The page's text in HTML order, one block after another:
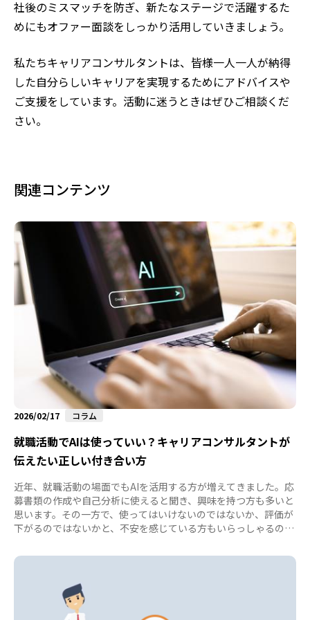
社後のミスマッチを防ぎ、新たなステージで活躍するた
めにもオファー面談をしっかり活用していきましょう。
私たちキャリアコンサルタントは、皆様一人一人が納得
した自分らしいキャリアを実現するためにアドバイスや
ご支援をしています。活動に迷うときはぜひご相談くだ
さい。
関連コンテンツ
2026/02/17 コラム
就職活動でAIは使っていい？キャリアコンサルタントが
伝えたい正しい付き合い方
近年、就職活動の場面でもAIを活用する方が増えてきました。応
募書類の作成や自己分析に使えると聞き、興味を持つ方も多いと
思います。その一方で、使ってはいけないのではないか、評価が
下がるのではないかと、不安を感じている方もいらっしゃるので
に、AIとの上手な付き合い方をご紹介します。 事例１：AI任せの
活用した事例をご紹介します。私が担当している活動中の方は、
これまでの職歴を「アナログ回路設計」や「生産管理」、「生産
稼働率５％向上」などのキーワードのみで入力し、職務経歴書の